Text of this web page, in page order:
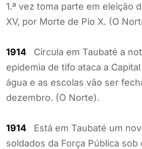
1.ª vez toma parte em eleição
XV, por Morte de Pio X. (O
1914 Circula em Taubaté a
epidemia de tifo ataca a
água e as escolas vão ser
dezembro. (O Norte).
1914 Está em Taubaté um
soldados da Força Pública